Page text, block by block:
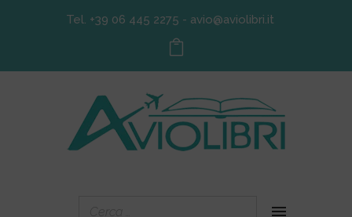
Tel. +39 06 445 2275 - avio@aviolibri.it